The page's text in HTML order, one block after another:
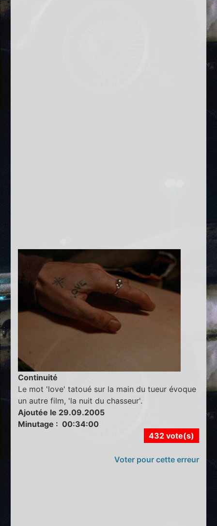
Continuité
Le mot 'love' tatoué sur la main du tueur évoque
un autre film, 'la nuit du chasseur'.
Ajoutée le 29.09.2005
Minutage : 00:34:00
432 vote(s)
Voter pour cette erreur